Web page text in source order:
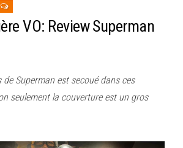
VO: Review Superman
de Superman est secoué dans ces
seulement la couverture est un gros